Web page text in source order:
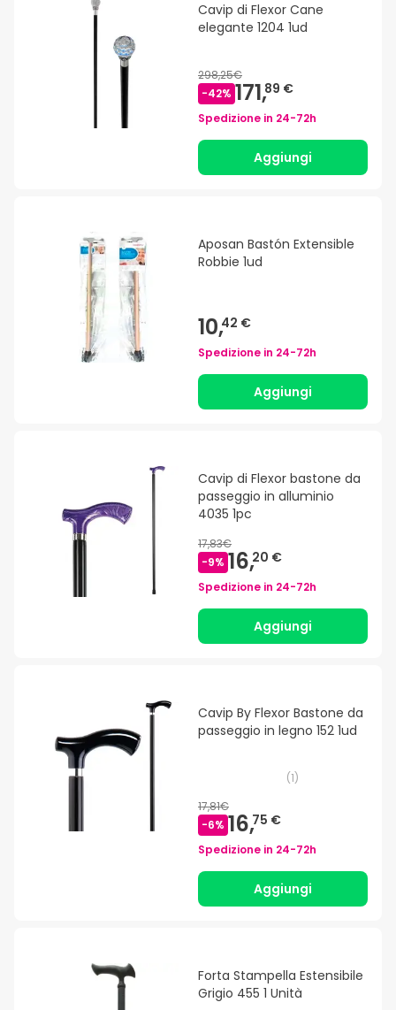
Cavip di Flexor Cane
elegante 1204 1ud
298,25€
-42% 171,89 €
Spedizione in 24-72h
Aggiungi
Aposan Bastón Extensible
Robbie 1ud
10,42 €
Spedizione in 24-72h
Aggiungi
Cavip di Flexor bastone da
passeggio in alluminio
4035 1pc
17,83€
-9% 16,20 €
Spedizione in 24-72h
Aggiungi
Cavip By Flexor Bastone da
passeggio in legno 152 1ud
(1)
17,81€
-6% 16,75 €
Spedizione in 24-72h
Aggiungi
Forta Stampella Estensibile
Grigio 455 1 Unità